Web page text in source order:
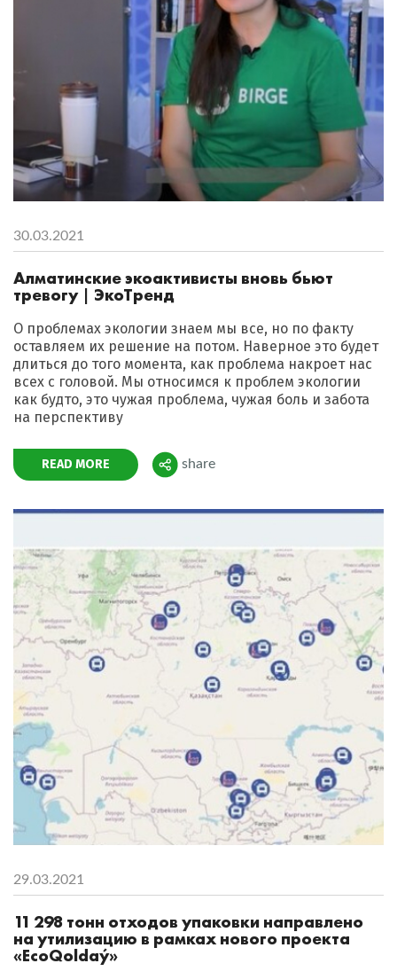
30.03.2021
Алматинские экоактивисты вновь бьют
тревогу | ЭкоТренд
О проблемах экологии знаем мы все, но по факту
оставляем их решение на потом. Наверное это будет
длиться до того момента, как проблема накроет нас
всех с головой. Мы относимся к проблем экологии
как будто, это чужая проблема, чужая боль и забота
на перспективу
READ MORE Поделиться
share
29.03.2021
11 298 тонн отходов упаковки направлено
на утилизацию в рамках нового проекта
«EсoQoldaý»